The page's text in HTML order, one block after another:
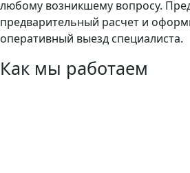
любому возникшему вопросу.
предварительный расчет и
оперативный выезд специалиста.
Как мы работаем